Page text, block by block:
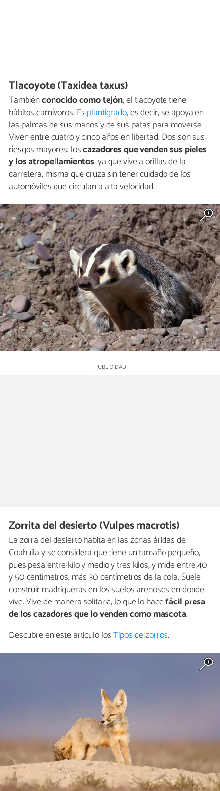
Tlacoyote (Taxidea taxus)
Tambiénconocido como tejón, el tlacoyote tiene
hábitos carnívoros. Es plantígrado, es decir, se apoya en
las palmas de sus manos y de sus patas para moverse.
Viven entre cuatro y cinco años en libertad. Dos son sus
riesgos mayores: loscazadores que venden sus pieles
y los atropellamientos, ya que vive a orillas de la
carretera, misma que cruza sin tener cuidado de los
automóviles que circulan a alta velocidad.
Zorrita del desierto (Vulpes macrotis)
La zorra del desierto habita en las zonas áridas de
Coahuila y se considera que tiene un tamaño pequeño,
pues pesa entre kilo y medio y tres kilos, y mide entre 40
y 50 centímetros, más 30 centímetros de la cola. Suele
construir madrigueras en los suelos arenosos en donde
vive. Vive de manera solitaria, lo que lo hacefácil presa
de los cazadores quelo venden como mascota.
Descubre en este artículo losTipos de zorros.